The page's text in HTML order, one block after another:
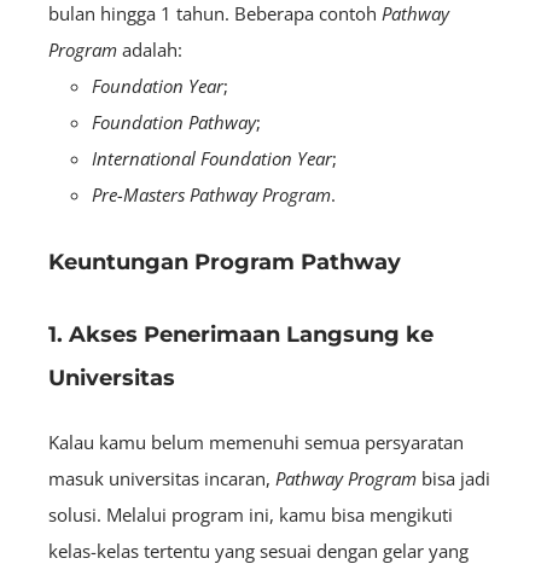
bulan hingga 1 tahun. Beberapa contoh Pathway
Program adalah:
Foundation Year;
Foundation Pathway;
International Foundation Year;
Pre-Masters Pathway Program.
Keuntungan Program Pathway
1. Akses Penerimaan Langsung ke
Universitas
Kalau kamu belum memenuhi semua persyaratan
masuk universitas incaran, Pathway Program bisa jadi
solusi. Melalui program ini, kamu bisa mengikuti
kelas-kelas tertentu yang sesuai dengan gelar yang